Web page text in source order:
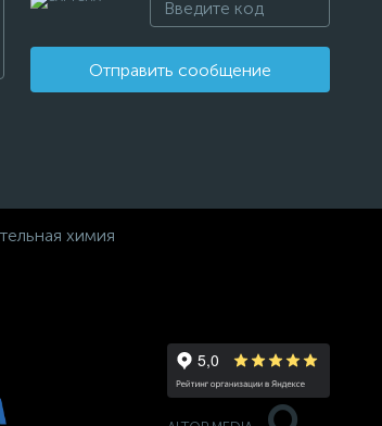
Отправить сообщение
химия